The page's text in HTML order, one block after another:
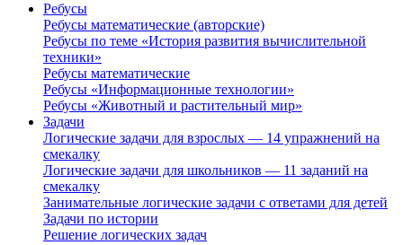
Ребусы
Ребусы математические (авторские)
Ребусы по теме «История развития вычислительной
техники»
Ребусы математические
Ребусы «Информационные технологии»
Ребусы «Животный и растительный мир»
Задачи
Логические задачи для взрослых — 14 упражнений на
смекалку
Логические задачи для школьников — 11 заданий на
смекалку
Занимательные логические задачи с ответами для детей
Задачи по истории
Решение логических задач